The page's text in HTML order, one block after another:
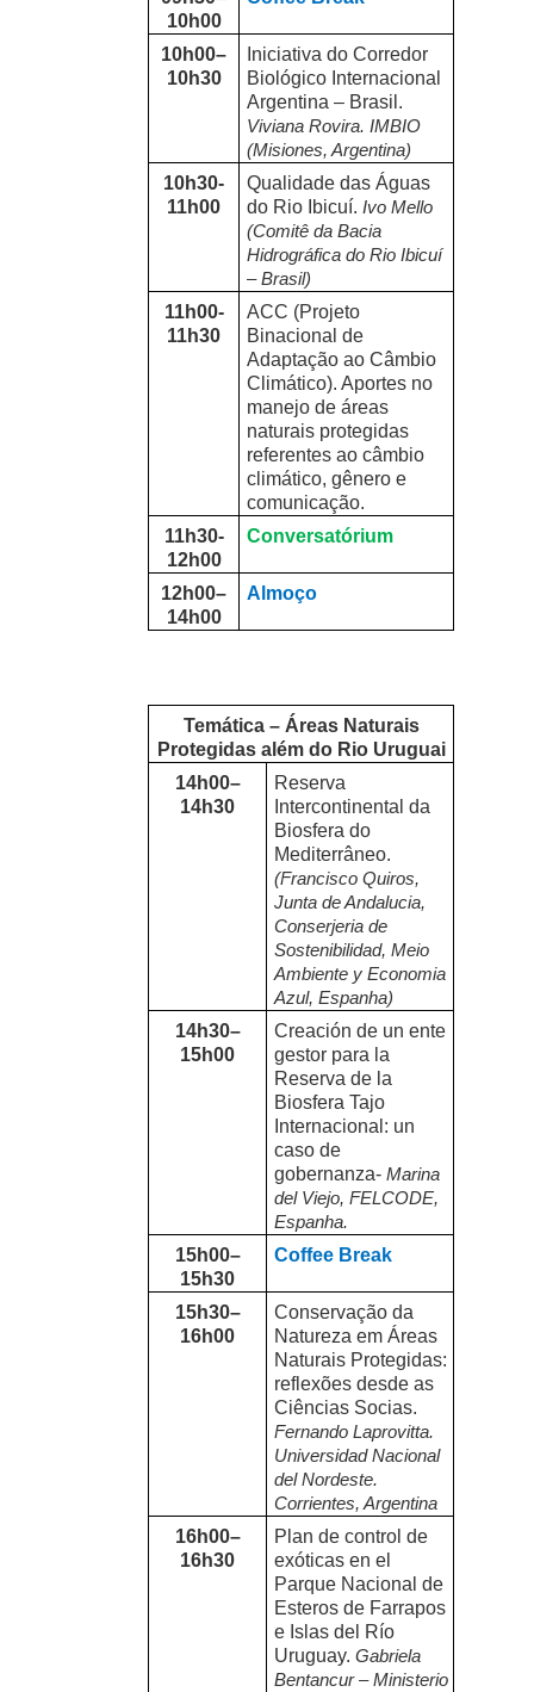
10h00
10h00–
10h30
Iniciativa do Corredor
Biológico Internacional
Argentina – Brasil.
Viviana Rovira. IMBIO
(Misiones, Argentina)
10h30-
11h00
Qualidade das Águas
do Rio Ibicuí.Ivo Mello
(Comitê da Bacia
Hidrográfica do Rio Ibicuí
– Brasil)
11h00-
11h30
ACC (Projeto
Binacional de
Adaptação ao Câmbio
Climático). Aportes no
manejo de áreas
naturais protegidas
referentes ao câmbio
climático, gênero e
comunicação.
11h30-
12h00
Conversatórium
12h00–
14h00
Almoço
Temática – Áreas Naturais
Protegidas além do Rio Uruguai
14h00–
14h30
Reserva
Intercontinental da
Biosfera do
Mediterrâneo.
(Francisco Quiros,
Junta de Andalucia,
Conserjeria de
Sostenibilidad, Meio
Ambiente y Economia
Azul, Espanha)
14h30–
15h00
Creación de un ente
gestor para la
Reserva de la
Biosfera Tajo
Internacional: un
caso de
gobernanza-Marina
del Viejo, FELCODE,
Espanha.
15h00–
15h30
Coffee Break
15h30–
16h00
Conservação da
Natureza em Áreas
Naturais Protegidas:
reflexões desde as
Ciências Socias.
Fernando Laprovitta.
Universidad Nacional
del Nordeste.
Corrientes, Argentina
16h00–
16h30
Plan de control de
exóticas en el
Parque Nacional de
Esteros de Farrapos
e Islas del Río
Uruguay.Gabriela
Bentancur – Ministerio